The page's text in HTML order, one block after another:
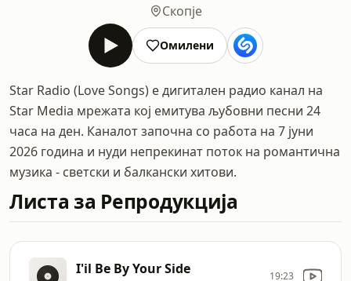
Скопје
Омилени
Star Radio (Love Songs) е дигитален радио канал на
Star Media мрежата кој емитува љубовни песни 24
часа на ден. Каналот започна со работа на 7 јуни
2026 година и нуди непрекинат поток на романтична
музика - светски и балкански хитови.
Листа за Репродукција
I'il Be By Your Side 19:23